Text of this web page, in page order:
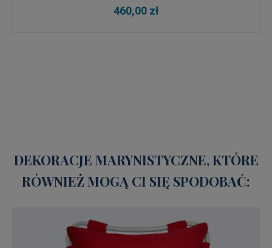
460,00 zł
DEKORACJE MARYNISTYCZNE, KTÓRE
RÓWNIEŻ MOGĄ CI SIĘ SPODOBAĆ: